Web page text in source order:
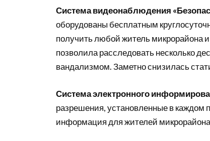
Система видеонаблюдения
оборудованы бесплатным
получить любой житель микрорайона
позволила расследовать несколько
вандализмом. Заметно снизилась
Система электронного
разрешения, установленные в каждом
информация для жителей